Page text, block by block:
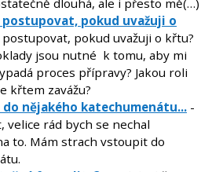
dlouhá, ale i přesto mě(…)
pokud uvažuji o
pokud uvažuji o křtu?
jsou nutné k tomu, aby mi
proces přípravy? Jakou roli
křtem zavážu?
nějakého katechumenátu... -
velice rád bych se nechal
to. Mám strach vstoupit do